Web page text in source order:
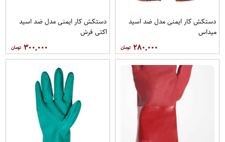
دستکش کار ایمنی مدل ضد اسید
میداس
۲۸۰,۰۰۰
دستکش کار ایمنی مدل ضد اسید
اکتی فرش
۳۰۰,۰۰۰